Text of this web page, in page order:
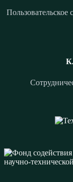
Пользовательское